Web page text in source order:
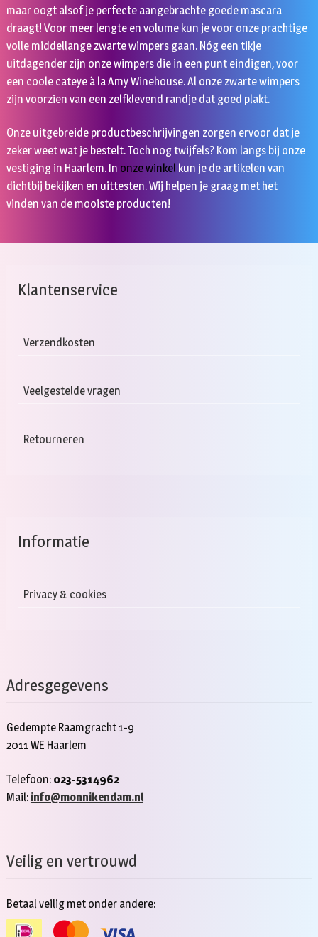
maar oogt alsof je perfecte aangebrachte goede mascara
draagt! Voor meer lengte en volume kun je voor onze prachtige
volle middellange zwarte wimpers gaan. Nóg een tikje
uitdagender zijn onze wimpers die in een punt eindigen, voor
een coole cateye à la Amy Winehouse. Al onze zwarte wimpers
zijn voorzien van een zelfklevend randje dat goed plakt.
Onze uitgebreide productbeschrijvingen zorgen ervoor dat je
zeker weet wat je bestelt. Toch nog twijfels? Kom langs bij onze
vestiging in Haarlem. In onze winkel kun je de artikelen van
dichtbij bekijken en uittesten. Wij helpen je graag met het
vinden van de mooiste producten!
Klantenservice
Verzendkosten
Veelgestelde vragen
Retourneren
Informatie
Privacy & cookies
Adresgegevens
Gedempte Raamgracht 1-9
2011 WE Haarlem
Telefoon: 023-5314962
Mail: info@monnikendam.nl
Veilig en vertrouwd
Betaal veilig met onder andere: